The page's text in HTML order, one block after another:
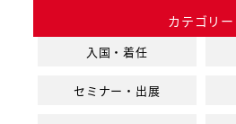
カテゴリー
入国・着任
セミナー・出展